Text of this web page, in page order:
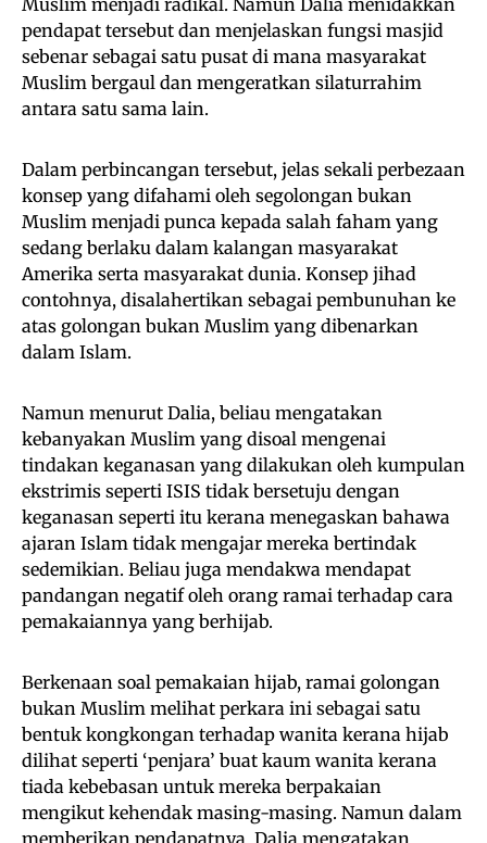
pendapat tersebut dan menjelaskan fungsi masjid
sebenar sebagai satu pusat di mana masyarakat
Muslim bergaul dan mengeratkan silaturrahim
antara satu sama lain.
Dalam perbincangan tersebut, jelas sekali perbezaan
konsep yang difahami oleh segolongan bukan
Muslim menjadi punca kepada salah faham yang
sedang berlaku dalam kalangan masyarakat
Amerika serta masyarakat dunia. Konsep jihad
contohnya, disalahertikan sebagai pembunuhan ke
atas golongan bukan Muslim yang dibenarkan
dalam Islam.
Namun menurut Dalia, beliau mengatakan
kebanyakan Muslim yang disoal mengenai
tindakan keganasan yang dilakukan oleh kumpulan
ekstrimis seperti ISIS tidak bersetuju dengan
keganasan seperti itu kerana menegaskan bahawa
ajaran Islam tidak mengajar mereka bertindak
sedemikian. Beliau juga mendakwa mendapat
pandangan negatif oleh orang ramai terhadap cara
pemakaiannya yang berhijab.
Berkenaan soal pemakaian hijab, ramai golongan
bukan Muslim melihat perkara ini sebagai satu
bentuk kongkongan terhadap wanita kerana hijab
dilihat seperti ‘penjara’ buat kaum wanita kerana
tiada kebebasan untuk mereka berpakaian
mengikut kehendak masing-masing. Namun dalam
memberikan pendapatnya, Dalia mengatakan